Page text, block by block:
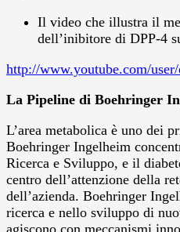
Il video che illustra il
dell’inibitore di DPP-4
http://www.youtube.com/user/
La Pipeline di Boehringer
L’area metabolica è uno dei
Boehringer Ingelheim
Ricerca e Sviluppo, e il
centro dell’attenzione della
dell’azienda. Boehringer
ricerca e nello sviluppo di
agiscono con meccanismi